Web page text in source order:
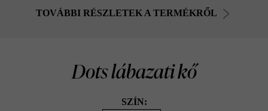
TOVÁBBI RÉSZLETEK A TERMÉKRŐL
Dots lábazati kő
SZÍN: